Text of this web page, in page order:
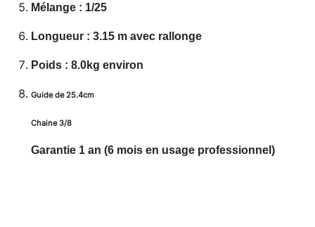
Mélange : 1/25
Longueur : 3.15 m avec rallonge
Poids : 8.0kg environ
Guide de 25.4cm
Chaine 3/8
Garantie 1 an (6 mois en usage professionnel)